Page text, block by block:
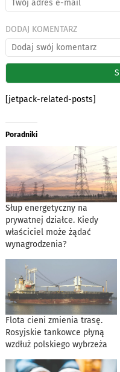
DODAJ KOMENTARZ
[jetpack-related-posts]
Poradniki
Słup energetyczny na
prywatnej działce. Kiedy
właściciel może żądać
wynagrodzenia?
Flota cieni zmienia trasę.
Rosyjskie tankowce płyną
wzdłuż polskiego wybrzeża